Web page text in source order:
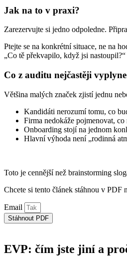
Jak na to v praxi?
Zarezervujte si jedno odpoledne.
Ptejte se na konkrétní situace, ne na
„Co tě překvapilo, když jsi
Co z auditu nejčastěji vyplyne
Většina malých značek zjistí jednu
Kandidáti nerozumí tomu, co
Firma nedokáže pojmenovat,
Onboarding stojí na jednom
Hlavní výhoda není „rodinná
Toto je cennější než brainstorming
Chcete si tento článek stáhnou v PDF
Email
Stáhnout PDF
EVP: čím jste jiní a